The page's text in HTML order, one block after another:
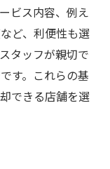
ビス内容、例え
ど、利便性も選
タッフが親切で
す。これらの基
できる店舗を選